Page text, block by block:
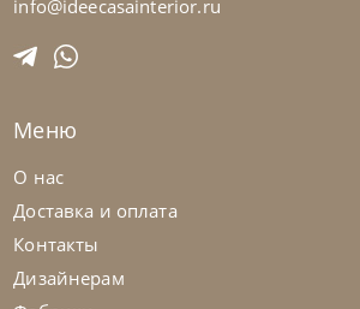
info@ideecasainterior.ru
Меню
О нас
Доставка и оплата
Контакты
Дизайнерам